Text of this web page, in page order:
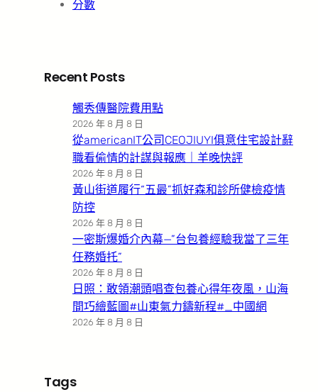
分數
Recent Posts
觸秀傳醫院費用點
2026 年 8 月 8 日
從americanIT公司CEOJIUYI俱意住宅設計辭
職看偷情的計謀與報應｜羊晚快評
2026 年 8 月 8 日
黃山街道履行“五最”抓好森和診所健檢疫情
防控
2026 年 8 月 8 日
一密斯爆婚介內幕—”台包養經驗我當了三年
任務婚托”
2026 年 8 月 8 日
日照：敢領潮頭唱查包養心得年夜風，山海
間巧繪藍圖#山東氣力鑄新程#_中國網
2026 年 8 月 8 日
Tags